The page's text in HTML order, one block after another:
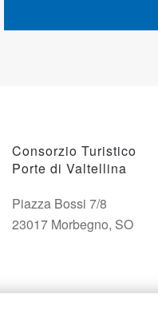
Consorzio Turistico
Porte di Valtellina
Piazza Bossi 7/8
23017 Morbegno, SO